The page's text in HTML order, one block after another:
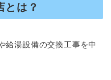
とは？
給湯設備の交換工事を中